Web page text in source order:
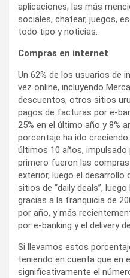
aplicaciones, las más
sociales, chatear, juegos,
todo tipo y noticias.
Compras en internet
Un 62% de los usuarios de
vez online, incluyendo
descuentos, otros sitios
pagos de facturas por e-
25% en el último año y 8%
porcentaje ha ido
últimos 10 años,
primero fueron las
exterior, luego el desarrollo
sitios de “daily deals”,
gracias a la franquicia de
por año, y más
por e-banking y el delivery
Si llevamos estos
teniendo en cuenta que en
significativamente el